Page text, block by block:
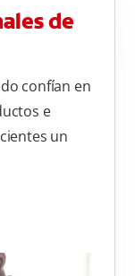
de
confían en
e
un